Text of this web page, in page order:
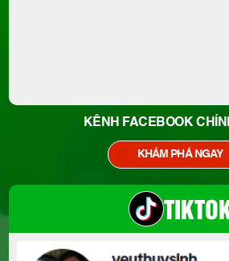
KÊNH FACEBOOK
KHÁM PHÁ NGAY